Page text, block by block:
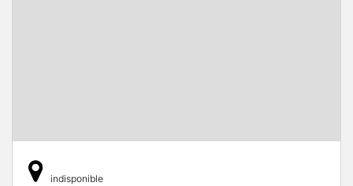
indisponible